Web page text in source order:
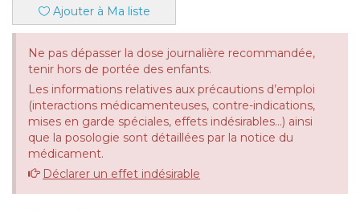
Ajouter à Ma liste
Ne pas dépasser la dose journalière recommandée,
tenir hors de portée des enfants.
Les informations relatives aux précautions d’emploi
(interactions médicamenteuses, contre-indications,
mises en garde spéciales, effets indésirables...) ainsi
que la posologie sont détaillées par la notice du
médicament.
Déclarer un effet indésirable